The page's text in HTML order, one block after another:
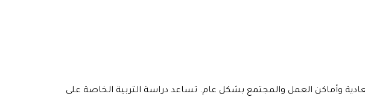
وأماكن العمل والمجتمع بشكل عام. تساعد دراسة التربية الخاصة على